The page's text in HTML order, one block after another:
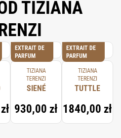
TIZIANA
EXTRAIT DE
PARFUM
TIZIANA
TERENZI
SIENÉ
930,00 zł
EXTRAIT DE
PARFUM
TIZIANA
TERENZI
TUTTLE
1840,00 zł